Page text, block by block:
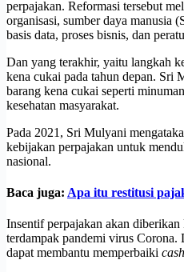
perpajakan. Reformasi tersebut
organisasi, sumber daya manusia
basis data, proses bisnis, dan
Dan yang terakhir, yaitu langkah
kena cukai pada tahun depan. Sri
barang kena cukai seperti
kesehatan masyarakat.
Pada 2021, Sri Mulyani
kebijakan perpajakan untuk
nasional.
Baca juga: Apa itu restitusi
Insentif perpajakan akan diberikan
terdampak pandemi virus Corona.
dapat membantu memperbaiki